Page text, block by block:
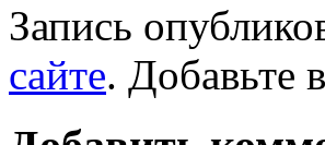
Запись
сайте. Добавьте